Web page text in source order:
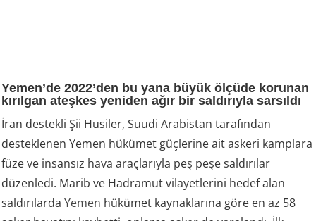
Yemen’de 2022’den bu yana büyük ölçüde korunan
kırılgan ateşkes yeniden ağır bir saldırıyla sarsıldı
İran destekli Şii Husiler, Suudi Arabistan tarafından
desteklenen Yemen hükümet güçlerine ait askeri kamplara
füze ve insansız hava araçlarıyla peş peşe saldırılar
düzenledi. Marib ve Hadramut vilayetlerini hedef alan
saldırılardaYemen hükümet kaynaklarına göre en az 58